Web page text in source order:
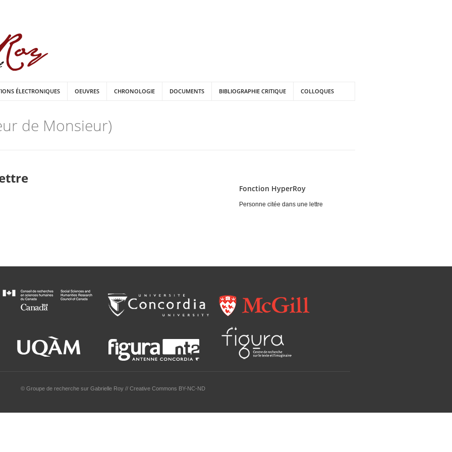
ÉLECTRONIQUES OEUVRES CHRONOLOGIE DOCUMENTS BIBLIOGRAPHIE CRITIQUE COLLOQUES
de Monsieur)
Fonction HyperRoy
Personne citée dans une lettre
© Groupe de recherche sur Gabrielle Roy // Creative Commons BY-NC-ND